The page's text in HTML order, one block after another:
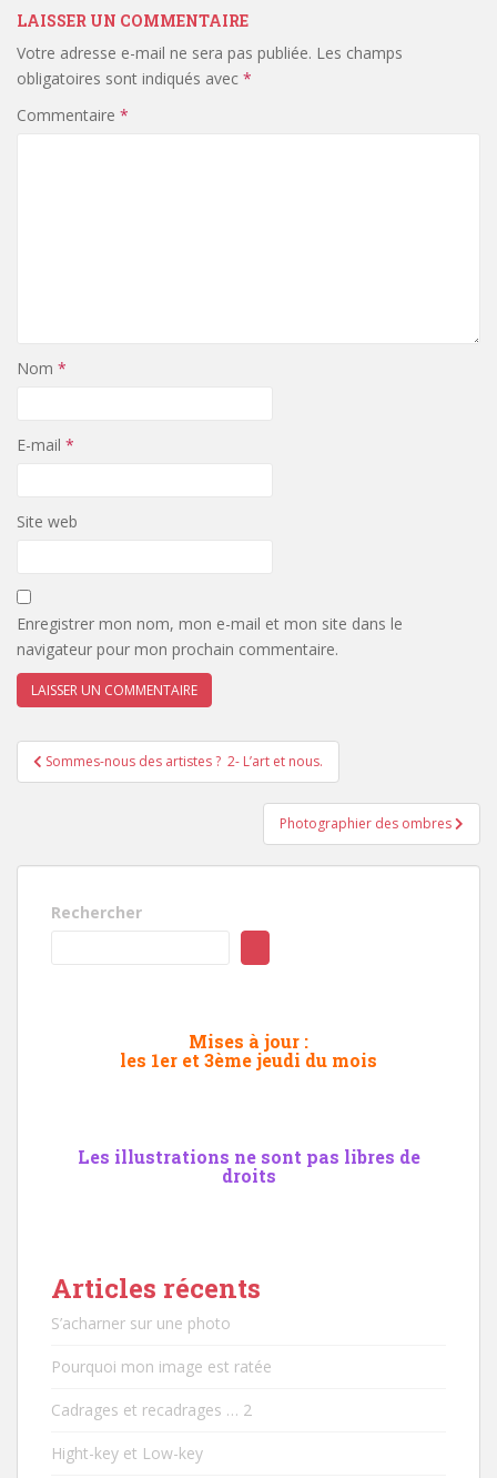
LAISSER UN COMMENTAIRE
Votre adresse e-mail ne sera pas publiée. Les champs
obligatoires sont indiqués avec *
Commentaire *
Nom *
E-mail *
Site web
Enregistrer mon nom, mon e-mail et mon site dans le
navigateur pour mon prochain commentaire.
Navigation
de
Sommes-nous des artistes ? 2- L’art et nous.
Photographier des ombres
Rechercher
Mises à jour :
les 1er et 3ème jeudi du mois
Les illustrations ne sont pas libres de
droits
Articles récents
S’acharner sur une photo
Pourquoi mon image est ratée
Cadrages et recadrages … 2
Hight-key et Low-key